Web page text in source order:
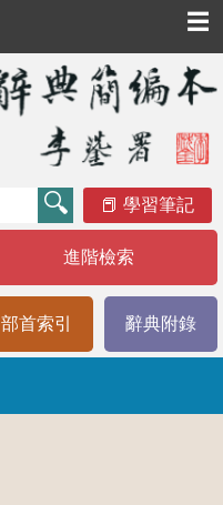
☰
學習筆記
進階檢索
部首索引 辭典附錄